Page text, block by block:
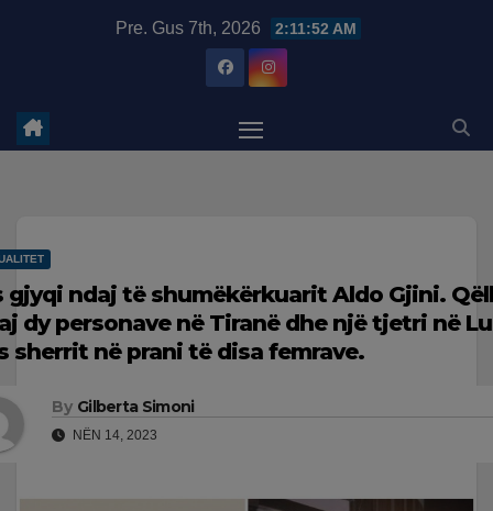
Pre. Gus 7th, 2026 2:11:53 AM
gjyqi ndaj të shumëkërkuarit Aldo Gjini.
dy personave në Tiranë dhe një tjetri në
sherrit në prani të disa femrave.
By Gilberta Simoni
NËN 14, 2023